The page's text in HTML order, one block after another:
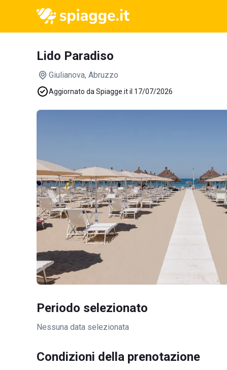
Lido Paradiso
Giulianova, Abruzzo
Aggiornato da Spiagge.it il 17/07/2026
Periodo selezionato
Nessuna data selezionata
Condizioni della prenotazione